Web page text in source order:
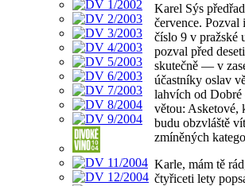
Karel Sýs
července. Pozval
číslo 9 v pražské
pozval před
skutečně — v
účastníky oslav
lahvích od
větou: Asketové,
budu obzvláště
zmíněných
Karle, mám tě
čtyřiceti lety